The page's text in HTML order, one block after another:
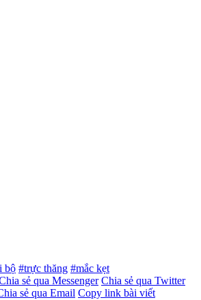
bộ #trực thăng #mắc kẹt
sẻ qua Messenger Chia sẻ qua Twitter
sẻ qua Email Copy link bài viết